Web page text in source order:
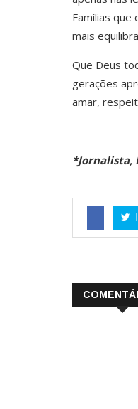
Famílias
mais
Que Deus
gerações
amar,
*Jornalista,